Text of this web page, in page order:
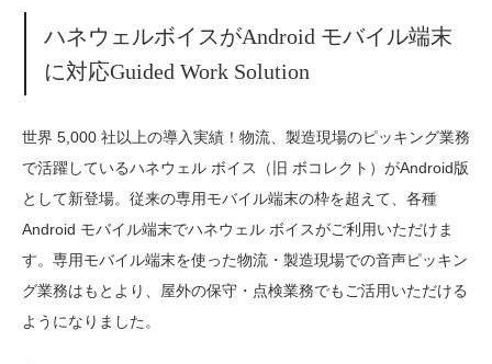
ハネウェルボイスがAndroid モバイル端末
に対応Guided Work Solution
世界 5,000 社以上の導入実績！物流、製造現場のピッキング業務
で活躍しているハネウェル ボイス（旧 ボコレクト）がAndroid版
として新登場。従来の専用モバイル端末の枠を超えて、各種
Android モバイル端末でハネウェル ボイスがご利用いただけま
す。専用モバイル端末を使った物流・製造現場での音声ピッキン
グ業務はもとより、屋外の保守・点検業務でもご活用いただける
ようになりました。